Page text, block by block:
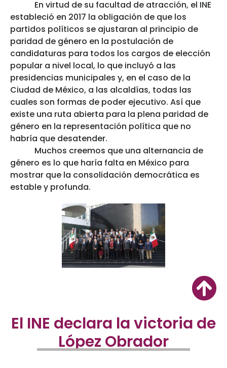
En virtud de su facultad de atracción, el INE
estableció en 2017 la obligación de que los
partidos políticos se ajustaran al principio de
paridad de género en la postulación de
candidaturas para todos los cargos de elección
popular a nivel local, lo que incluyó a las
presidencias municipales y, en el caso de la
Ciudad de México, a las alcaldías, todas las
cuales son formas de poder ejecutivo. Así que
existe una ruta abierta para la plena paridad de
género en la representación política que no
habría que desatender.
Muchos creemos que una alternancia de
género es lo que haría falta en México para
mostrar que la consolidación democrática es
estable y profunda.
El INE declara la victoria de
López Obrador